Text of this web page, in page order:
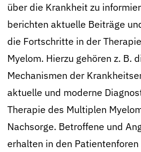
über die Krankheit zu
berichten aktuelle Beiträge
die Fortschritte in der
Myelom. Hierzu gehören z. B.
Mechanismen der
aktuelle und moderne
Therapie des Multiplen
Nachsorge. Betroffene und
erhalten in den